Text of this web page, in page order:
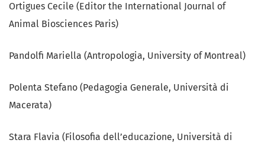
Ortigues Cecile (Editor the International Journal of
Animal Biosciences Paris)
Pandolfi Mariella (Antropologia, University of Montreal)
Polenta Stefano (Pedagogia Generale, Università di
Macerata)
Stara Flavia (Filosofia dell’educazione, Università di